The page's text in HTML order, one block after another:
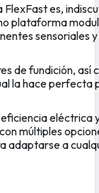
es,
plataforma
sensoriales
de fundición, así
la hace perfecta
eléctrica
múltiples
adaptarse a